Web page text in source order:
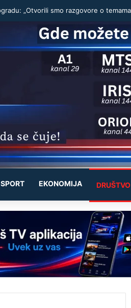
SPORT EKONOMIJA DRUŠTVO